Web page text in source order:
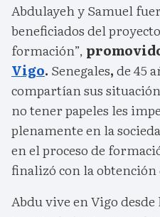
Abdulayeh y Samuel
beneficiados del
formación”,
Vigo. Senegales,de 45
compartían sus
no tener papeles les
plenamente en la
en el proceso de
finalizó con la
Abdu vive en Vigo